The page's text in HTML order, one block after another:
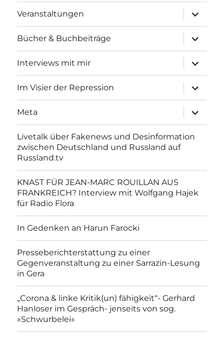
Veranstaltungen
anzeigen
Bücher & Buchbeiträge
anzeigen
Interviews mit mir
anzeigen
Im Visier der Repression
anzeigen
Meta
anzeigen
Livetalk über Fakenews und Desinformation
zwischen Deutschland und Russland auf
Russland.tv
KNAST FÜR JEAN-MARC ROUILLAN AUS
FRANKREICH? Interview mit Wolfgang Hajek
für Radio Flora
In Gedenken an Harun Farocki
Presseberichterstattung zu einer
Gegenveranstaltung zu einer Sarrazin-Lesung
in Gera
„Corona & linke Kritik(un) fähigkeit“- Gerhard
Hanloser im Gespräch- jenseits von sog.
»Schwurbelei«